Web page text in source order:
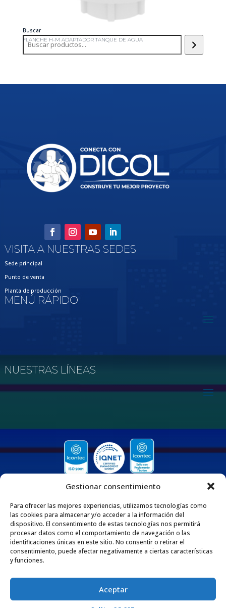
Gestionar consentimiento
Para ofrecer las mejores experiencias, utilizamos tecnologías como
las cookies para almacenar y/o acceder a la información del
dispositivo. El consentimiento de estas tecnologías nos permitirá
procesar datos como el comportamiento de navegación o las
identificaciones únicas en este sitio. No consentir o retirar el
consentimiento, puede afectar negativamente a ciertas características
y funciones.
Aceptar
FLANCHE H-M ADAPTADOR TANQUE DE AGUA
Buscar
VISITA A NUESTRAS SEDES
Sede principal
Punto de venta
Planta de producción
MENÚ RÁPIDO
NUESTRAS LÍNEAS
QUIENES SOMOS
Nos enorgullece ser una empresa 100% Colombiana que desde 1975 se dedica
a fabricar y comercializar tuberías y accesorios de polipropileno, adaptados
extensa trayectoria respalda nuestro compromiso con la excelencia y la
satisfacción de nuestros clientes por medio de nuestros productos y servicios.